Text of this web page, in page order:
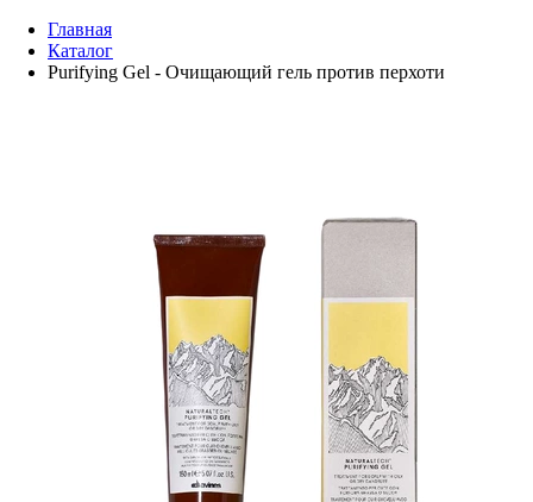
Главная
Каталог
Purifying Gel - Очищающий гель против перхоти